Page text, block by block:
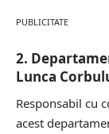
PUBLICITATE
2.
Lunca
Responsabil cu
acest